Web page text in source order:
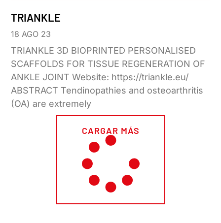
TRIANKLE
18 AGO 23
TRIANKLE 3D BIOPRINTED PERSONALISED
SCAFFOLDS FOR TISSUE REGENERATION OF
ANKLE JOINT Website: https://triankle.eu/
ABSTRACT Tendinopathies and osteoarthritis
(OA) are extremely
CARGAR MÁS